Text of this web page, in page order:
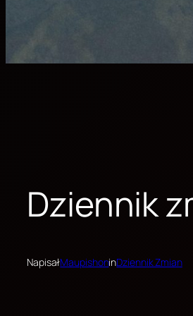
Dziennik
NapisałMaupishoninDziennik Zmian